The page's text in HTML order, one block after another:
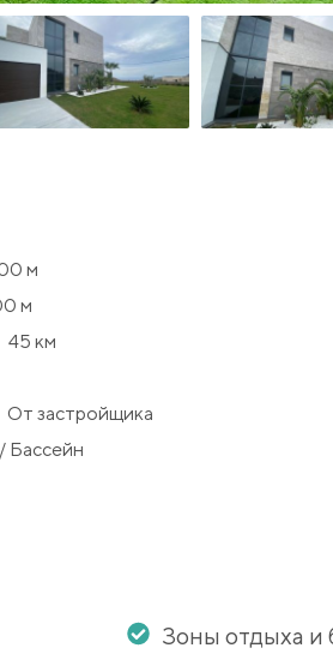
м
м
45 км
От застройщика
Бассейн
Зоны отдыха и